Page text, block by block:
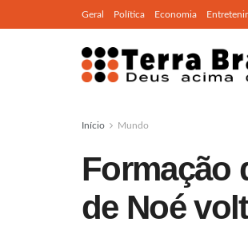
Geral Política Economia
Início Mundo
Formação
de Noé